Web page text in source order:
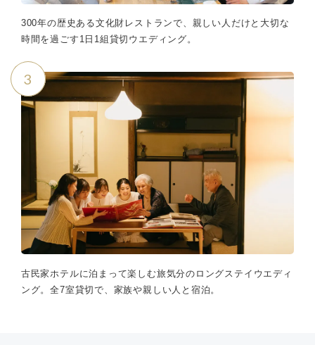
300年の歴史ある文化財レストランで、親しい人だけと大切な
時間を過ごす1日1組貸切ウエディング。
3
古民家ホテルに泊まって楽しむ旅気分のロングステイウエディ
ング。全7室貸切で、家族や親しい人と宿泊。